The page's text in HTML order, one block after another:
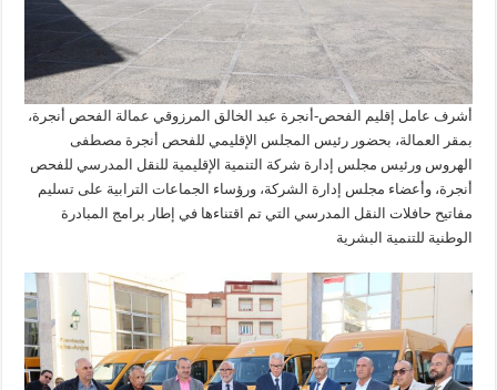
أشرف عامل إقليم الفحص-أنجرة عبد الخالق المرزوقي عمالة الفحص أنجرة،
بمقر العمالة، بحضور رئيس المجلس الإقليمي للفحص أنجرة مصطفى
الهروس ورئيس مجلس إدارة شركة التنمية الإقليمية للنقل المدرسي للفحص
أنجرة، وأعضاء مجلس إدارة الشركة، ورؤساء الجماعات الترابية على تسليم
مفاتيح حافلات النقل المدرسي التي تم اقتناءها في إطار برامج المبادرة
الوطنية للتنمية البشرية